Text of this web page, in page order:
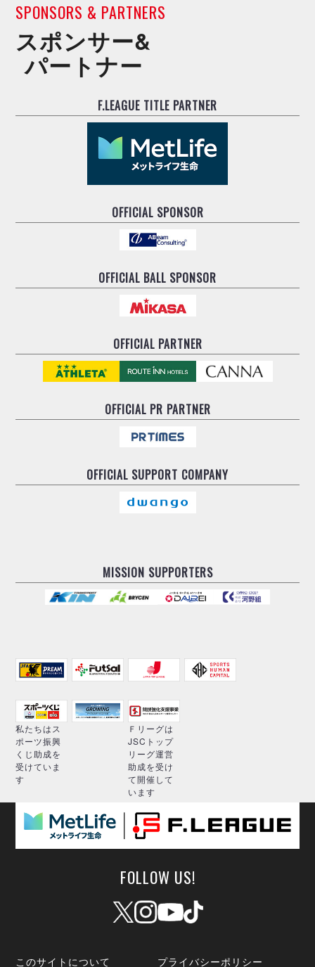
SPONSORS & PARTNERS
スポンサー&
パートナー
F.LEAGUE TITLE PARTNER
OFFICIAL SPONSOR
OFFICIAL BALL SPONSOR
OFFICIAL PARTNER
OFFICIALPR PARTNER
OFFICIAL SUPPORT COMPANY
MISSION SUPPORTERS
私たちはス
ポーツ振興
くじ助成を
受けていま
す
Ｆリーグは
JSCトップ
リーグ運営
助成を受け
て開催して
います
FOLLOW US!
このサイトについて プライバシーポリシー